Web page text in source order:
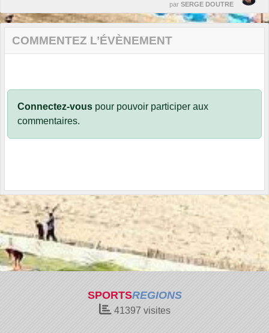
par SERGE DOUTRE
COMMENTEZ L’ÉVÈNEMENT
Connectez-vous pour pouvoir participer aux
commentaires.
SPORTSREGIONS
41397 visites